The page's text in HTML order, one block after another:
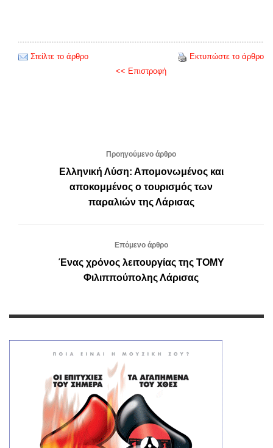
Στείλτε το άρθρο
Εκτυπώστε το άρθρο
<< Επιστροφή
Προηγούμενο άρθρο
Ελληνική Λύση: Απομονωμένος και
αποκομμένος ο τουρισμός των
παραλιών της Λάρισας
Επόμενο άρθρο
Ένας χρόνος λειτουργίας της ΤΟΜΥ
Φιλιππούπολης Λάρισας